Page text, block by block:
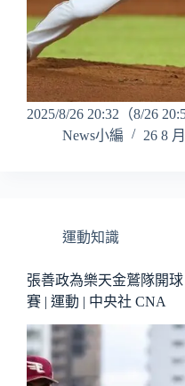
2025/8/26 20:32（8/26
News小編
26 8
運動知識
張善政為樂天金鷲隊開
賽 | 運動 | 中央社 CNA